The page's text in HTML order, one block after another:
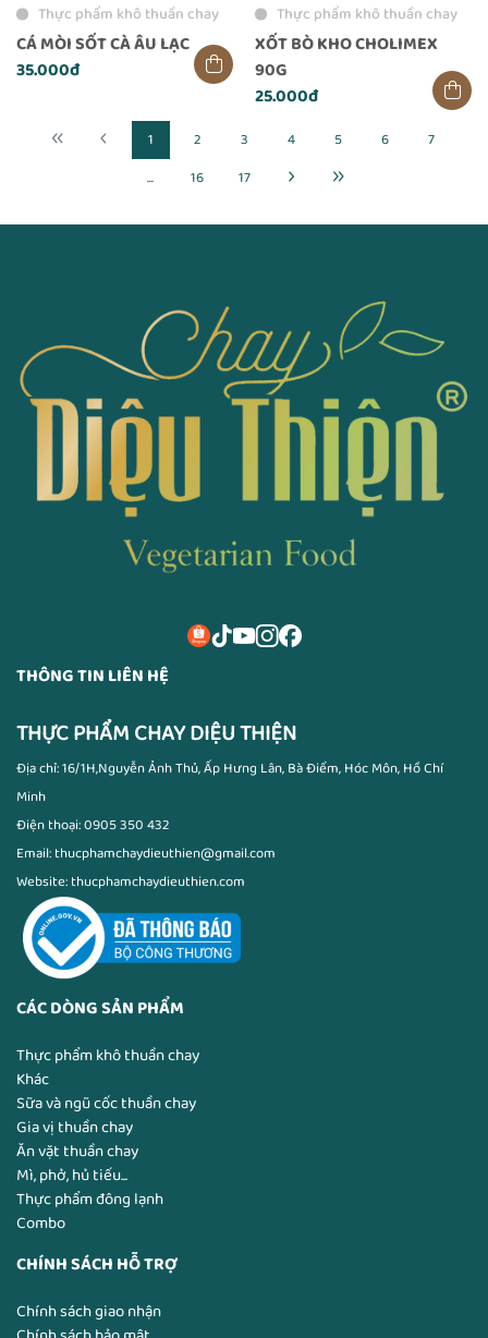
Thực phẩm khô thuần chay
CÁ MÒI SỐT CÀ ÂU LẠC
35.000đ
Thực phẩm khô thuần chay
XỐT BÒ KHO CHOLIMEX
90G
25.000đ
1 2 3 4 5 6
7
...
16 17
THÔNG TIN LIÊN HỆ
THỰC PHẨM CHAY DIỆU THIỆN
Địa chỉ: 16/1H,Nguyễn Ảnh Thủ, Ấp Hưng Lân, Bà Điểm, Hóc Môn, Hồ Chí
Minh
Điện thoại: 0905 350 432
Email: thucphamchaydieuthien@gmail.com
Website: thucphamchaydieuthien.com
CÁC DÒNG SẢN PHẨM
Thực phẩm khô thuần chay
Khác
Sữa và ngũ cốc thuần chay
Gia vị thuần chay
Ăn vặt thuần chay
Mì, phở, hủ tiếu...
Thực phẩm đông lạnh
Combo
CHÍNH SÁCH HỖ TRỢ
Chính sách giao nhận